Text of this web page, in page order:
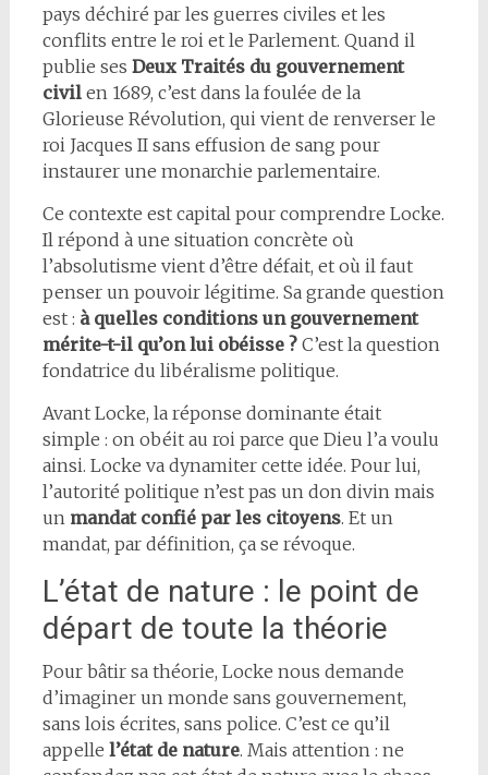
pays déchiré par les guerres civiles et les
conflits entre le roi et le Parlement. Quand il
publie ses Deux Traités du gouvernement
civilen 1689, c’est dans la foulée de la
Glorieuse Révolution, qui vient de renverser le
roi Jacques II sans effusion de sang pour
instaurer une monarchie parlementaire.
Ce contexte est capital pour comprendre Locke.
Il répond à une situation concrète où
l’absolutisme vient d’être défait, et où il faut
penser un pouvoir légitime. Sa grande question
est : à quelles conditions un gouvernement
mérite-t-il qu’on lui obéisse ?C’est la question
fondatrice du libéralisme politique.
Avant Locke, la réponse dominante était
simple : on obéit au roi parce que Dieu l’a voulu
ainsi. Locke va dynamiter cette idée. Pour lui,
l’autorité politique n’est pas un don divin mais
un mandat confié par les citoyens. Et un
mandat, par définition, ça se révoque.
L’état de nature : le point de
départ de toute la théorie
Pour bâtir sa théorie, Locke nous demande
d’imaginer un monde sans gouvernement,
sans lois écrites, sans police. C’est ce qu’il
appelle l’état de nature. Mais attention : ne